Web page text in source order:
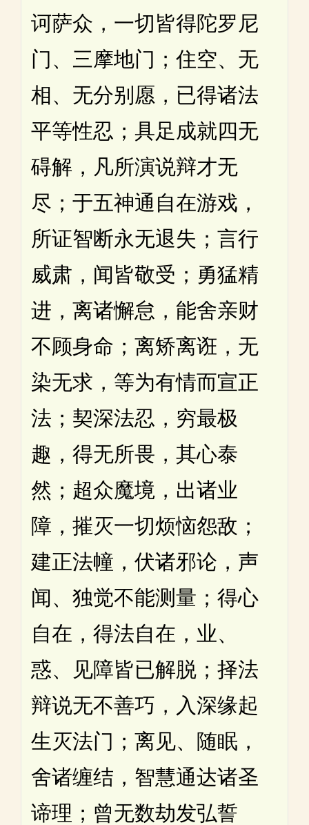
诃萨众，一切皆得陀罗尼
门、三摩地门；住空、无
相、无分别愿，已得诸法
平等性忍；具足成就四无
碍解，凡所演说辩才无
尽；于五神通自在游戏，
所证智断永无退失；言行
威肃，闻皆敬受；勇猛精
进，离诸懈怠，能舍亲财
不顾身命；离矫离诳，无
染无求，等为有情而宣正
法；契深法忍，穷最极
趣，得无所畏，其心泰
然；超众魔境，出诸业
障，摧灭一切烦恼怨敌；
建正法幢，伏诸邪论，声
闻、独觉不能测量；得心
自在，得法自在，业、
惑、见障皆已解脱；择法
辩说无不善巧，入深缘起
生灭法门；离见、随眠，
舍诸缠结，智慧通达诸圣
谛理；曾无数劫发弘誓